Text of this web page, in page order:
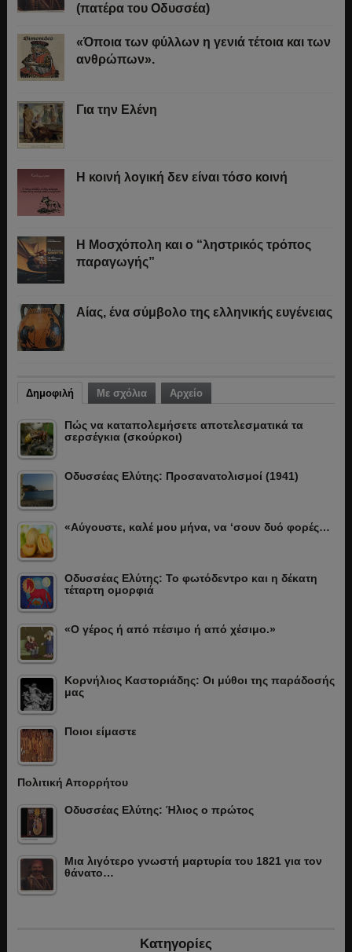
(πατέρα του Οδυσσέα)
«Όποια των φύλλων η γενιά τέτοια και των
ανθρώπων».
Για την Ελένη
Η κοινή λογική δεν είναι τόσο κοινή
Η Μοσχόπολη και ο “ληστρικός τρόπος
παραγωγής”
Αίας, ένα σύμβολο της ελληνικής ευγένειας
Δημοφιλή Με σχόλια Αρχείο
Πώς να καταπολεμήσετε αποτελεσματικά τα
σερσέγκια (σκούρκοι)
Οδυσσέας Ελύτης: Προσανατολισμοί (1941)
«Αύγουστε, καλέ μου μήνα, να ‘σουν δυό φορές…
Οδυσσέας Ελύτης: Το φωτόδεντρο και η δέκατη
τέταρτη ομορφιά
«Ο γέρος ή από πέσιμο ή από χέσιμο.»
Κορνήλιος Καστοριάδης: Οι μύθοι της παράδοσής
μας
Ποιοι είμαστε
Πολιτική Απορρήτου
Οδυσσέας Ελύτης: Ήλιος ο πρώτος
Μια λιγότερο γνωστή μαρτυρία του 1821 για τον
θάνατο…
Κατηγορίες